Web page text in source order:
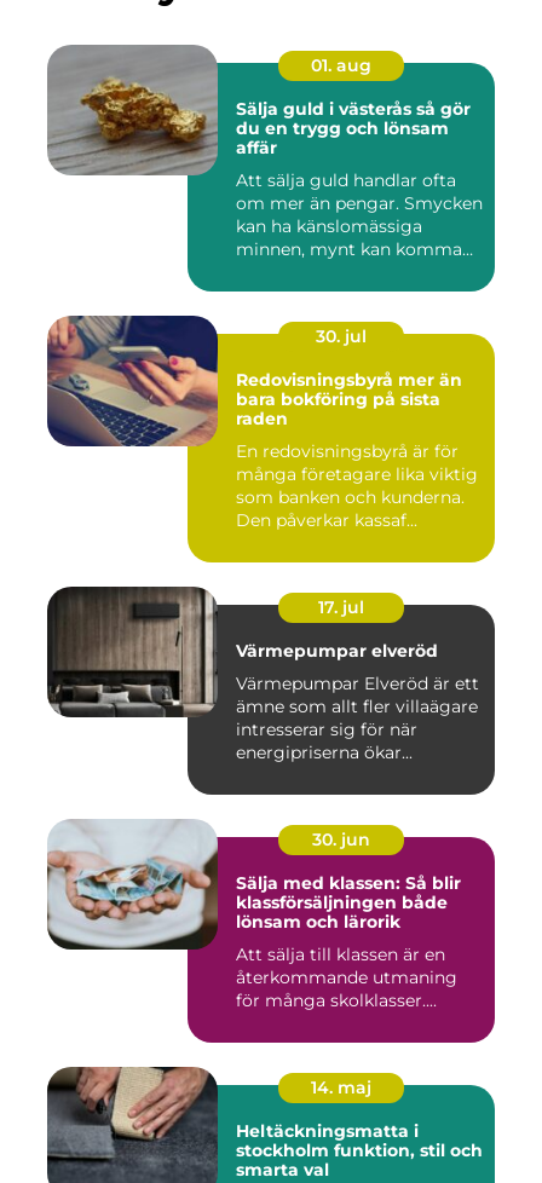
01. aug
Sälja guld i västerås så gör
du en trygg och lönsam
affär
Att sälja guld handlar ofta
om mer än pengar. Smycken
kan ha känslomässiga
minnen, mynt kan komma
30. jul
Redovisningsbyrå mer än
bara bokföring på sista
raden
En redovisningsbyrå är för
många företagare lika viktig
som banken och kunderna.
Den påverkar kassaf...
17. jul
Värmepumpar elveröd
Värmepumpar Elveröd är ett
ämne som allt fler villaägare
intresserar sig för när
energipriserna ökar...
30. jun
Sälja med klassen: Så blir
klassförsäljningen både
lönsam och lärorik
Att sälja till klassen är en
återkommande utmaning
för många skolklasser....
14. maj
Heltäckningsmatta i
stockholm funktion, stil och
smarta val